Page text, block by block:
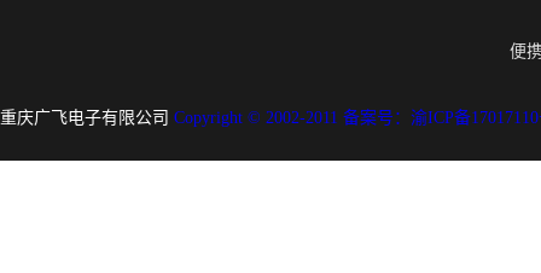
便
重庆广飞电子有限公司 Copyright © 2002-2011 备案号：渝ICP备